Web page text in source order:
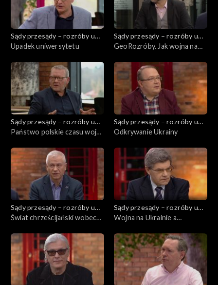
Sądy przesądy – rozróby u
Kuby
Upadek uniwersytetu
Sądy przesądy – rozróby u
Kuby
GeoRozróby. Jak wojna na
układ sił?
Sądy przesądy – rozróby u
Kuby
Państwo polskie czasu wojny
żydowskiej
Sądy przesądy – rozróby u
Kuby
Odkrywanie Ukrainy
Sądy przesądy – rozróby u
Kuby
Świat chrześcijański wobec
Sądy przesądy – rozróby u
Kuby
Wojna na Ukrainie a
chińska